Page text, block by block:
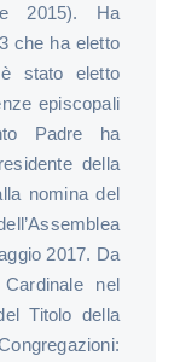
2015). Ha
che ha eletto
stato eletto
episcopali
Padre ha
della
nomina del
2017. Da
nel
Titolo della